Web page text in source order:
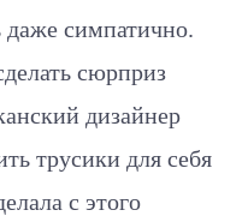
даже симпатично.
сюрприз
дизайнер
трусики для себя
с этого